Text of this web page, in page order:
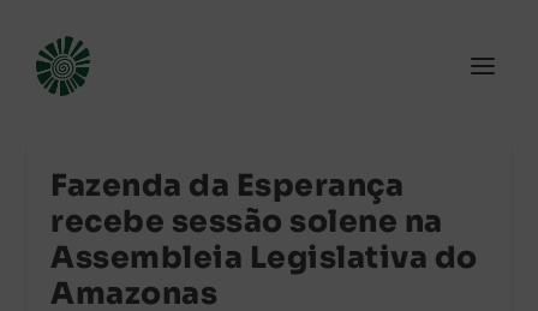
Fazenda da Esperança
recebe sessão solene na
Assembleia Legislativa do
Amazonas